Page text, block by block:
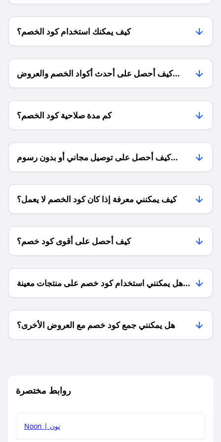
كيف يمكنك استخدام كود الخصم؟
كيف أحصل على أحدث أكواد الخصم والعروض
للمتاجر؟
كم مدة صلاحية كود الخصم؟
كيف أحصل على توصيل مجاني أو بدون رسوم
الشحن ؟
كيف يمكنني معرفة إذا كان كود الخصم لا يعمل؟
كيف أحصل على أقوى كود خصم؟
هل يمكنني استخدام كود خصم على منتجات معينة
فقط؟
هل يمكنني جمع كود خصم مع العروض الأخرى؟
روابط مختصرة
Noon | نون